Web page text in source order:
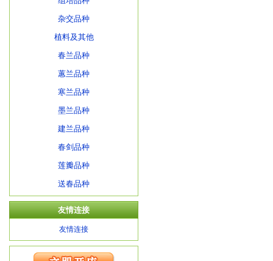
杂交品种
植料及其他
春兰品种
蕙兰品种
寒兰品种
墨兰品种
建兰品种
春剑品种
莲瓣品种
送春品种
友情连接
友情连接